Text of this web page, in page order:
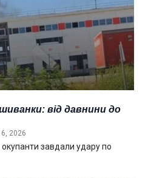
від давнини до
2026
завдали удару по